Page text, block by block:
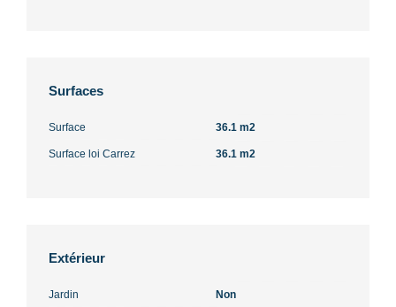
Surfaces
Surface 36.1 m2
Surface loi Carrez 36.1 m2
Extérieur
Jardin Non